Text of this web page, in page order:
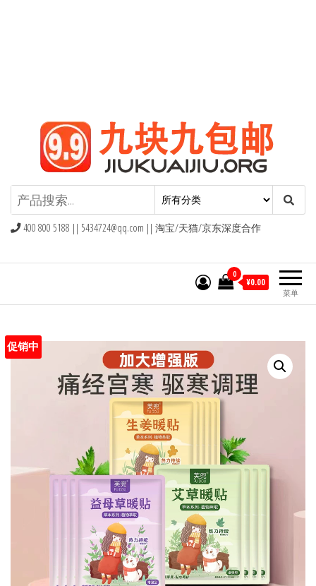
九块九包邮,9块9包邮,9.9元包邮,九
块九官网
400 800 5188 || 5434724@qq.com || 淘宝/天猫/京东深度合作
菜单
0
¥0.00
促销中